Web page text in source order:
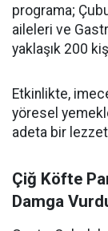
programa;
aileleri ve
yaklaşık 200
Etkinlikte,
yöresel
adeta bir
Çiğ Köfte
Damga